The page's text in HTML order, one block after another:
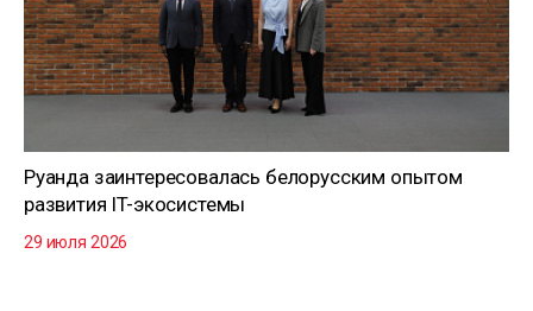
Руанда заинтересовалась белорусским опытом
развития IT-экосистемы
29 июля 2026